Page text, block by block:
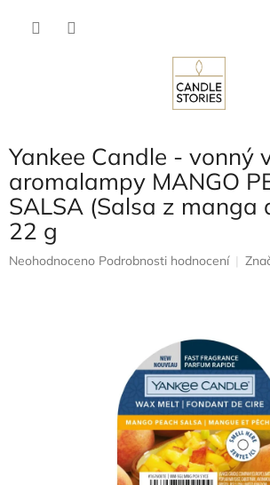
Yankee Candle - vonný
aromalampy MANGO
SALSA (Salsa z manga
22 g
Průměrné
Neohodnoceno Podrobnosti hodnocení